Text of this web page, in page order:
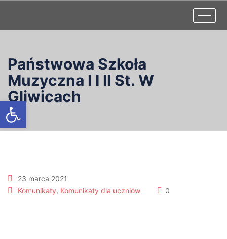
Otwórz pasek narzędzi
Państwowa Szkoła
Muzyczna I I II St. W
Gliwicach
23 marca 2021
Komunikaty, Komunikaty dla uczniów 0